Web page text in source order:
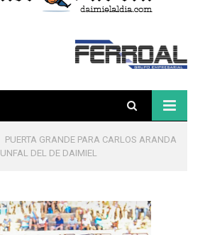
PUERTA GRANDE PARA CARLOS ARANDA
DEL DE DAIMIEL